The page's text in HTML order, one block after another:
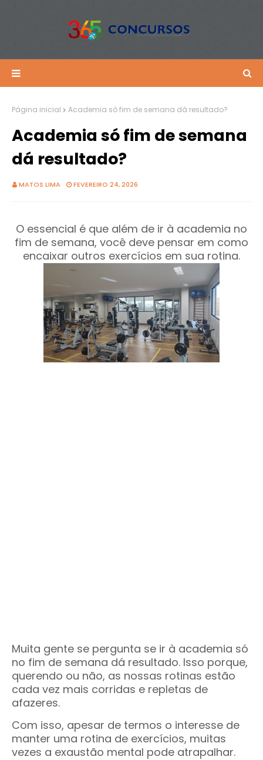
Página inicial Academia só fim de semana dá resultado?
Academia só fim de semana
dá resultado?
MATOS LIMA FEVEREIRO 24, 2026
O essencial é que além de ir à academia no
fim de semana, você deve pensar em como
encaixar outros exercícios em sua rotina.
Muita gente se pergunta se ir à academia só
no fim de semana dá resultado. Isso porque,
querendo ou não, as nossas rotinas estão
cada vez mais corridas e repletas de
afazeres.
Com isso, apesar de termos o interesse de
manter uma rotina de exercícios, muitas
vezes a exaustão mental pode atrapalhar.